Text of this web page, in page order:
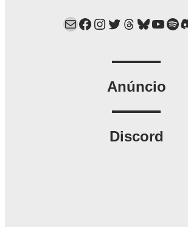
Mail Facebook Instagram Twitter Threads Bluesky YouTube Spotify Discord
Anúncio
Discord